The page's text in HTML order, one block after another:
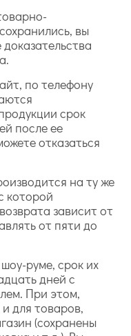
вы
по телефону
срок
после ее
отказаться
на ту же
которой
зависит от
от пяти до
руме, срок их
дней с
При этом,
для товаров,
(сохранены